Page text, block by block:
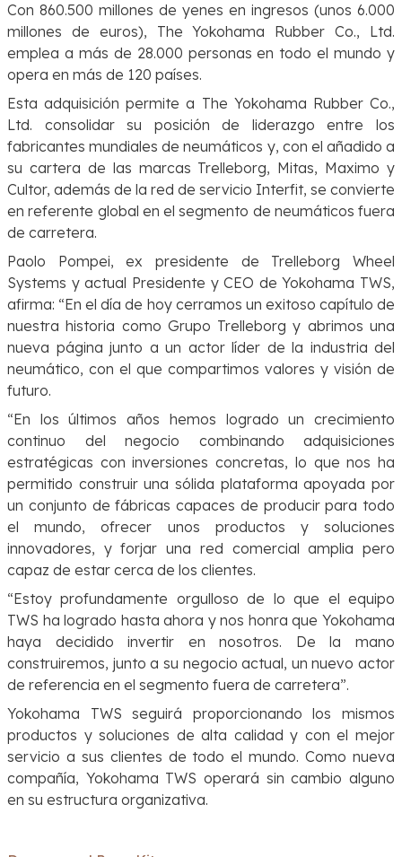
Con 860.500 millones de yenes en ingresos (unos 6.000
millones de euros), The Yokohama Rubber Co., Ltd.
emplea a más de 28.000 personas en todo el mundo y
opera en más de 120 países.
Esta adquisición permite a The Yokohama Rubber Co.,
Ltd. consolidar su posición de liderazgo entre los
fabricantes mundiales de neumáticos y, con el añadido a
su cartera de las marcas Trelleborg, Mitas, Maximo y
Cultor, además de la red de servicio Interfit, se convierte
en referente global en el segmento de neumáticos fuera
de carretera.
Paolo Pompei, ex presidente de Trelleborg Wheel
Systems y actual Presidente y CEO de Yokohama TWS,
afirma: “En el día de hoy cerramos un exitoso capítulo de
nuestra historia como Grupo Trelleborg y abrimos una
nueva página junto a un actor líder de la industria del
neumático, con el que compartimos valores y visión de
futuro.
“En los últimos años hemos logrado un crecimiento
continuo del negocio combinando adquisiciones
estratégicas con inversiones concretas, lo que nos ha
permitido construir una sólida plataforma apoyada por
un conjunto de fábricas capaces de producir para todo
el mundo, ofrecer unos productos y soluciones
innovadores, y forjar una red comercial amplia pero
capaz de estar cerca de los clientes.
“Estoy profundamente orgulloso de lo que el equipo
TWS ha logrado hasta ahora y nos honra que Yokohama
haya decidido invertir en nosotros. De la mano
construiremos, junto a su negocio actual, un nuevo actor
de referencia en el segmento fuera de carretera”.
Yokohama TWS seguirá proporcionando los mismos
productos y soluciones de alta calidad y con el mejor
servicio a sus clientes de todo el mundo. Como nueva
compañía, Yokohama TWS operará sin cambio alguno
en su estructura organizativa.